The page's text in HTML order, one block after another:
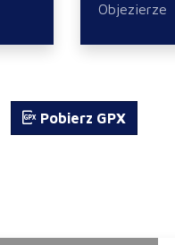
Objezierze
Pobierz GPX